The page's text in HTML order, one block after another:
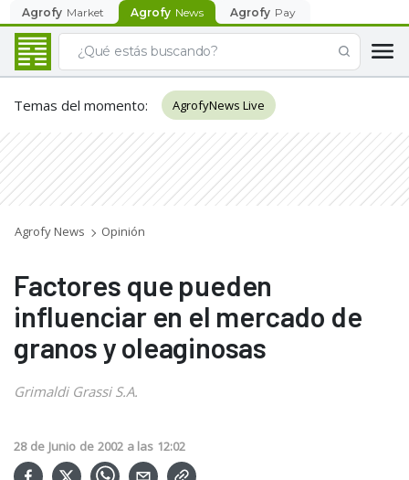
Agrofy Market Agrofy News Agrofy Pay
Temas del momento: AgrofyNews Live
Agrofy News Opinión
Factores que pueden
influenciar en el mercado de
granos y oleaginosas
Grimaldi Grassi S.A.
28 de Junio de 2002 a las 12:02